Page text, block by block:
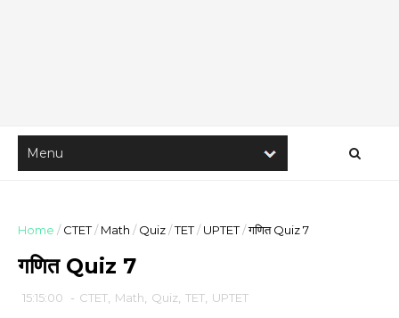
Home / CTET/ Math / Quiz/TET/ UPTET/गणित Quiz 7
गणित Quiz 7
15:15:00 - CTET Math Quiz TET UPTET